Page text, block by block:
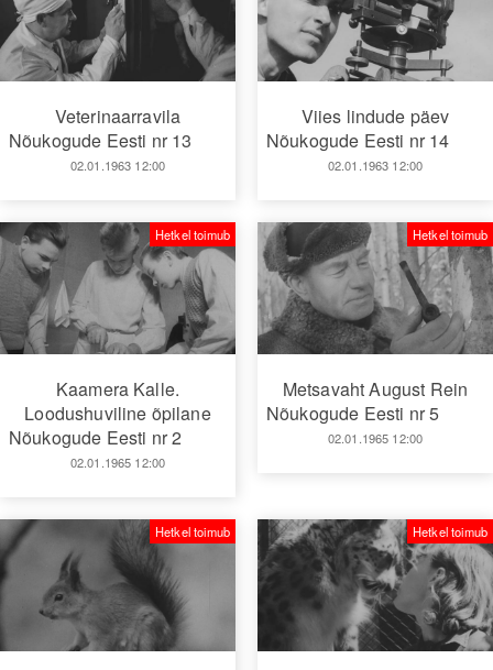
Veterinaarravila
Nõukogude Eesti nr 13
02.01.1963 12:00
Viies lindude päev
Nõukogude Eesti nr 14
02.01.1963 12:00
Kaamera Kalle.
Loodushuviline õpilane
Nõukogude Eesti nr 2
02.01.1965 12:00
Hetkel toimub
Metsavaht August Rein
Nõukogude Eesti nr 5
02.01.1965 12:00
Hetkel toimub
Hetkel toimub Hetkel toimub